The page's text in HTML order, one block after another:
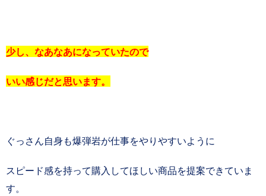
少し、なあなあになっていたので
いい感じだと思います。
ぐっさん自身も爆弾岩が仕事をやりやすいように
スピード感を持って購入してほしい商品を提案できていま
す。